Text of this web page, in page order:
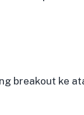
breakout ke